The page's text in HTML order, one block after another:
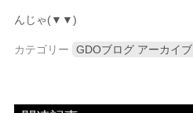
んじゃ(▼▼)
カテゴリー GDOブログ アーカイブ